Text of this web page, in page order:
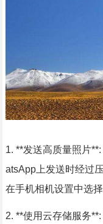
1. **发送高质量照片
atsApp上发送时经过
在手机相机设置中选
2. **使用云存储服务